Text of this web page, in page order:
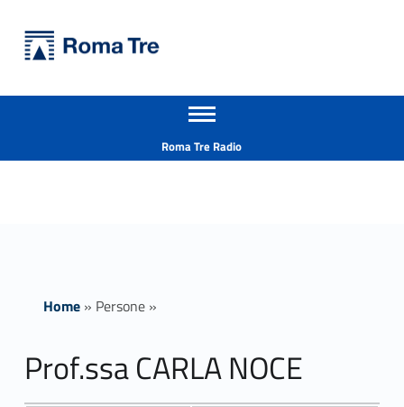
Prof.ssa CARLA NOCE - Università Roma Tre
Apri il menu secondario
Roma Tre Radio
Home» Persone»
Prof.ssa CARLA NOCE